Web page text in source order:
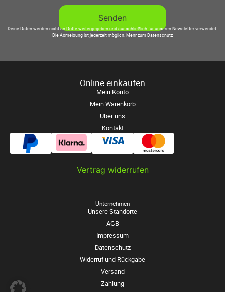
Deine Daten werden nicht an Dritte weitergegeben und ausschließlich für unseren Newsletter verwendet.
Die Abmeldung ist jederzeit möglich.Mehr zum Datenschutz
Online einkaufen
Mein Konto
Mein Warenkorb
Über uns
Kontakt
Vertrag widerrufen
Unternehmen
Unsere Standorte
AGB
Impressum
Datenschutz
Widerruf und Rückgabe
Versand
Zahlung